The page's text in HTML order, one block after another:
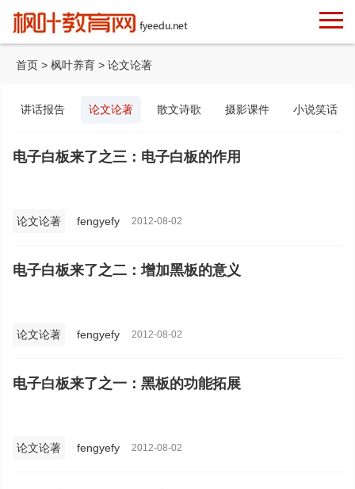
首页 > 枫叶养育 > 论文论著
讲话报告 论文论著 散文诗歌 摄影课件 小说笑话
电子白板来了之三：电子白板的作用
论文论著 fengyefy 2012-08-02
电子白板来了之二：增加黑板的意义
论文论著 fengyefy 2012-08-02
电子白板来了之一：黑板的功能拓展
论文论著 fengyefy 2012-08-02